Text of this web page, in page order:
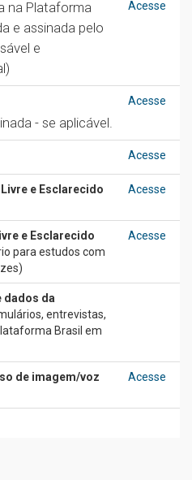
na Plataforma
e assinada pelo
e
Acesse
- se aplicável.
Acesse
Acesse
e Esclarecido
Acesse
e Esclarecido
para estudos com
Acesse
dados da
entrevistas,
Brasil em
de imagem/voz
Acesse